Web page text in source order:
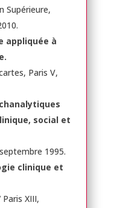
Supérieure,
appliquée à
Paris V,
social et
1995.
clinique et
XIII,